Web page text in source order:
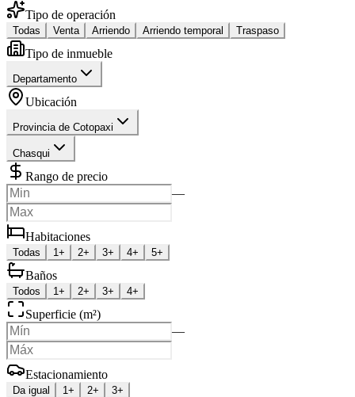
Tipo de operación
Todas Venta Arriendo Arriendo temporal Traspaso
Tipo de inmueble
Departamento
Ubicación
Provincia de Cotopaxi
Chasqui
Rango de precio
—
Habitaciones
Todas 1+ 2+ 3+ 4+ 5+
Baños
Todos 1+ 2+ 3+ 4+
Superficie (m²)
—
Estacionamiento
Da igual 1+ 2+ 3+